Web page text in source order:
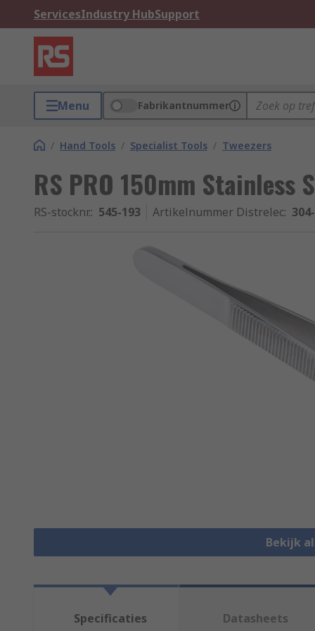
ServicesIndustry HubSupport
Menu Fabrikantnummer
/ Hand Tools / Specialist Tools / Tweezers
RS PRO 150mm Stainless
RS-stocknr.: 545-193 Artikelnummer Distrelec:
Bekijk
Specificaties Datasheets